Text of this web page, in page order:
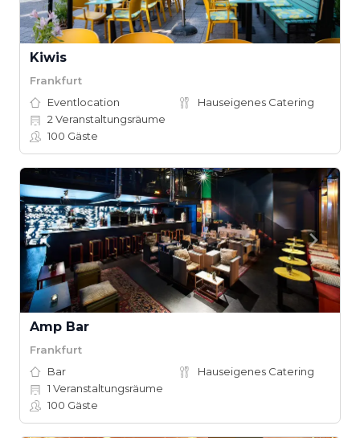
Kiwis
Frankfurt
Eventlocation
Hauseigenes Catering
2 Veranstaltungsräume
100 Gäste
Amp Bar
Frankfurt
Bar
Hauseigenes Catering
1 Veranstaltungsräume
100 Gäste